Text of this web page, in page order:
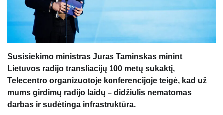
Susisiekimo ministras Juras Taminskas minint
Lietuvos radijo transliacijų 100 metų sukaktį,
Telecentro organizuotoje konferencijoje teigė, kad už
mums girdimų radijo laidų – didžiulis nematomas
darbas ir sudėtinga infrastruktūra.